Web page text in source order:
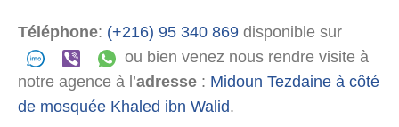
Téléphone: (+216) 95 340 869 disponible sur
ou bien venez nous rendre visite à
notre agence à l’adresse : Midoun Tezdaine à côté
de mosquée Khaled ibn Walid.